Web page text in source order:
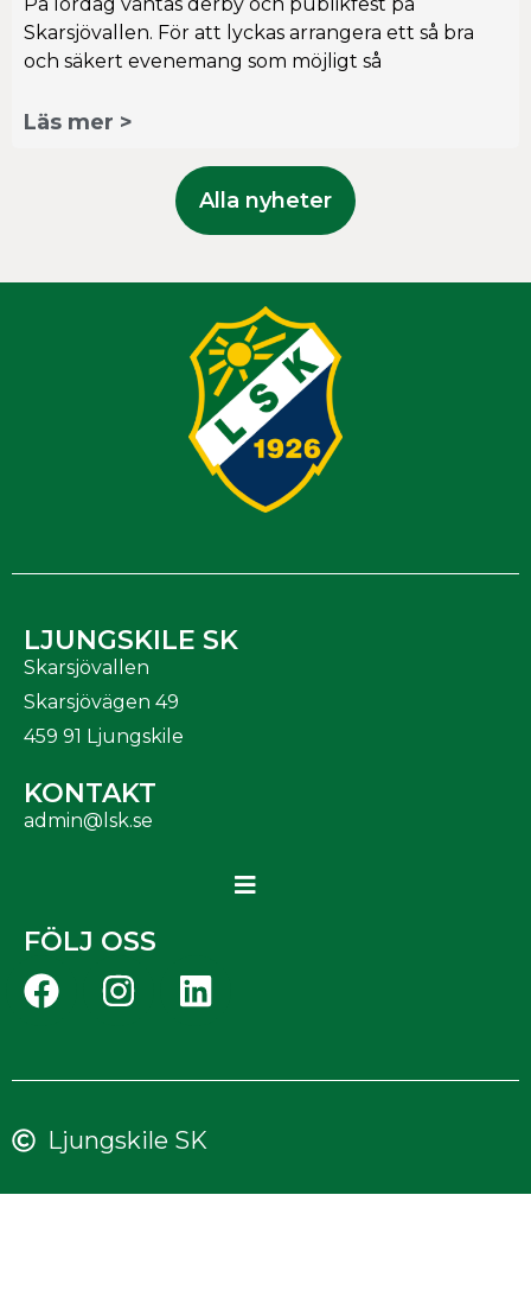
Skarsjövallen. För att lyckas arrangera ett så bra
och säkert evenemang som möjligt så
Läs mer >
Alla nyheter
LJUNGSKILE SK
Skarsjövallen
Skarsjövägen 49
459 91 Ljungskile
KONTAKT
admin@lsk.se
FÖLJ OSS
Ljungskile SK